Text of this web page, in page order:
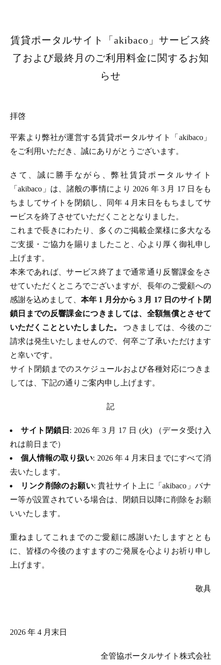
賃貸ポータルサイト「akibaco」サービス終
了および最終月のご利用料金に関するお知
らせ
拝啓
平素より弊社が運営する賃貸ポータルサイト「akibaco」
をご利用いただき、誠にありがとうございます。
さて、誠に勝手ながら、弊社賃貸ポータルサイト
「akibaco」は、諸般の事情により 2026 年 3 月 17 日をも
ちましてサイトを閉鎖し、同年 4 月末日をもちましてサ
ービスを終了させていただくこととなりました。
これまで長きにわたり、多くのご掲載企業様に多大なる
ご支援・ご協力を賜りましたこと、心より厚く御礼申し
上げます。
本来であれば、サービス終了まで通常通り反響課金をさ
せていただくところでございますが、長年のご愛顧への
感謝を込めまして、 本年 1 月分から 3 月 17 日のサイト閉
鎖日までの反響課金につきましては、全額無償とさせて
いただくことといたしました。つきましては、今後のご
請求は発生いたしませんので、何卒ご了承いただけます
と幸いです。
サイト閉鎖までのスケジュールおよび各種対応につきま
しては、下記の通りご案内申し上げます。
記
サイト閉鎖日 : 2026 年 3 月 17 日 (火) （データ受け入
れは前日まで）
個人情報の取り扱い: 2026 年 4 月末日までにすべて消
去いたします。
リンク削除のお願い: 貴社サイト上に「akibaco」バナ
ー等が設置されている場合は、閉鎖日以降に削除をお願
いいたします。
重ねましてこれまでのご愛顧に感謝いたしますととも
に、皆様の今後のますますのご発展を心よりお祈り申し
上げます。
敬具
2026 年 4 月末日
全管協ポータルサイト株式会社